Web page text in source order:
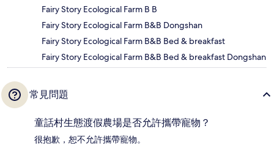
Fairy Story Ecological Farm B B
Fairy Story Ecological Farm B&B Dongshan
Fairy Story Ecological Farm B&B Bed & breakfast
Fairy Story Ecological Farm B&B Bed & breakfast Dongshan
常見問題
童話村生態渡假農場是否允許攜帶寵物？
很抱歉，恕不允許攜帶寵物。